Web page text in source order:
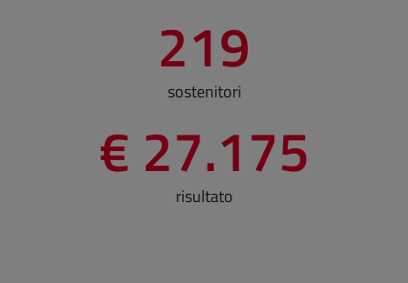
219
sostenitori
€ 27.175
risultato